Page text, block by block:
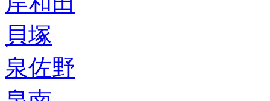
貝塚
泉佐野